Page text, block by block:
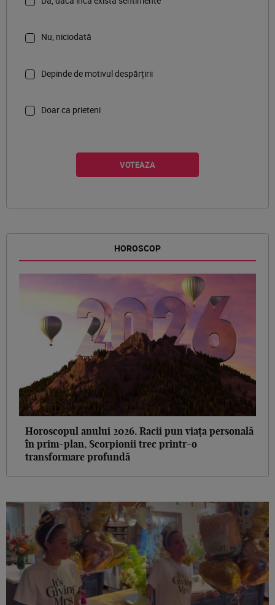
Nu, niciodată
Depinde de motivul despărțirii
Doar ca prieteni
HOROSCOP
Horoscopul anului 2026. Racii pun viața personală
în prim-plan, Scorpionii trec printr-o
transformare profundă